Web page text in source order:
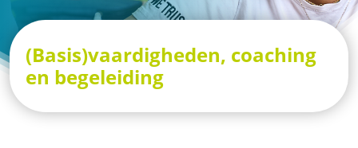
(Basis)vaardigheden, coaching
en begeleiding